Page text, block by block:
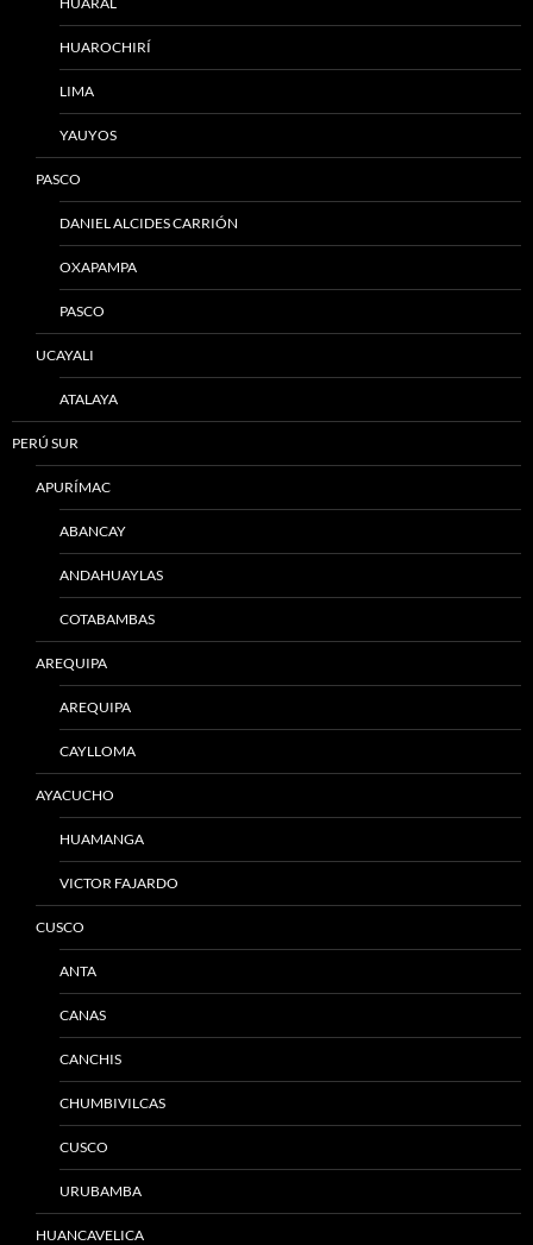
HUAROCHIRÍ
LIMA
YAUYOS
PASCO
DANIEL ALCIDES CARRIÓN
OXAPAMPA
PASCO
UCAYALI
ATALAYA
PERÚ SUR
APURÍMAC
ABANCAY
ANDAHUAYLAS
COTABAMBAS
AREQUIPA
AREQUIPA
CAYLLOMA
AYACUCHO
HUAMANGA
VICTOR FAJARDO
CUSCO
ANTA
CANAS
CANCHIS
CHUMBIVILCAS
CUSCO
URUBAMBA
HUANCAVELICA